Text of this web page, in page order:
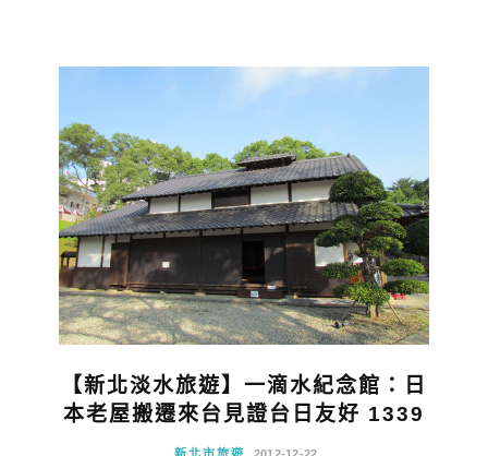
【新北淡水旅遊】一滴水紀念館：日
本老屋搬遷來台見證台日友好 1339